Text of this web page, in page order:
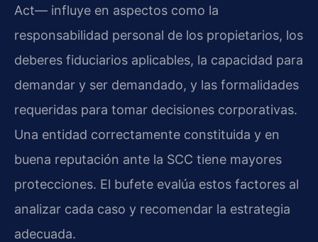
Act— influye en aspectos como la
responsabilidad personal de los propietarios, los
deberes fiduciarios aplicables, la capacidad para
demandar y ser demandado, y las formalidades
requeridas para tomar decisiones corporativas.
Una entidad correctamente constituida y en
buena reputación ante la SCC tiene mayores
protecciones. El bufete evalúa estos factores al
analizar cada caso y recomendar la estrategia
adecuada.